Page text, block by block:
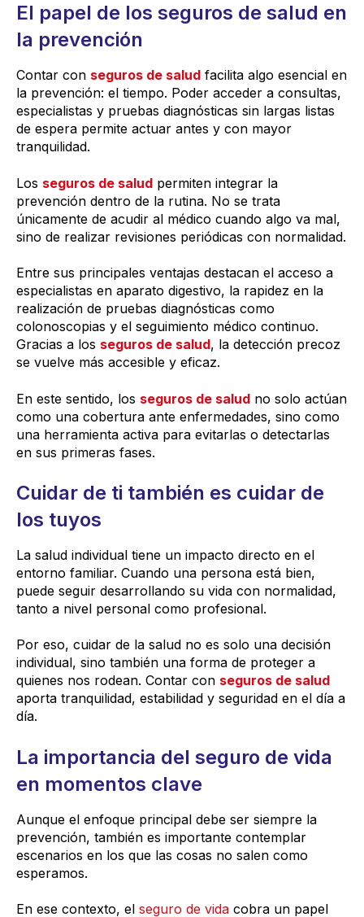
El papel de los seguros de salud en
la prevención
Contar con seguros de salud facilita algo esencial en
la prevención: el tiempo. Poder acceder a consultas,
especialistas y pruebas diagnósticas sin largas listas
de espera permite actuar antes y con mayor
tranquilidad.
Los seguros de salud permiten integrar la
prevención dentro de la rutina. No se trata
únicamente de acudir al médico cuando algo va mal,
sino de realizar revisiones periódicas con normalidad.
Entre sus principales ventajas destacan el acceso a
especialistas en aparato digestivo, la rapidez en la
realización de pruebas diagnósticas como
colonoscopias y el seguimiento médico continuo.
Gracias a los seguros de salud, la detección precoz
se vuelve más accesible y eficaz.
En este sentido, los seguros de salud no solo actúan
como una cobertura ante enfermedades, sino como
una herramienta activa para evitarlas o detectarlas
en sus primeras fases.
Cuidar de ti también es cuidar de
los tuyos
La salud individual tiene un impacto directo en el
entorno familiar. Cuando una persona está bien,
puede seguir desarrollando su vida con normalidad,
tanto a nivel personal como profesional.
Por eso, cuidar de la salud no es solo una decisión
individual, sino también una forma de proteger a
quienes nos rodean. Contar con seguros de salud
aporta tranquilidad, estabilidad y seguridad en el día a
día.
La importancia del seguro de vida
en momentos clave
Aunque el enfoque principal debe ser siempre la
prevención, también es importante contemplar
escenarios en los que las cosas no salen como
esperamos.
En ese contexto, el seguro de vida cobra un papel